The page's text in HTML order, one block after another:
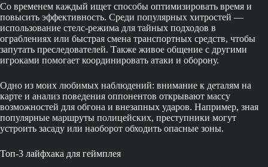
Со временем каждый ищет способы оптимизировать время и
повысить эффективность. Среди популярных хитростей —
использование стелс-режима для тайных подходов в
ограблениях или быстрая смена транспортных средств, чтобы
запутать преследователей. Также живое общение с другими
игроками помогает координировать атаки и оборону.
Одно из моих любимых наблюдений: внимание к деталям на
карте и анализ поведения оппонентов открывают массу
возможностей для обгона и внезапных ударов. Например, зная
популярные маршруты полицейских, преступники могут
устроить засаду или наоборот обходить опасные зоны.
Топ-3 лайфхака для геймплея